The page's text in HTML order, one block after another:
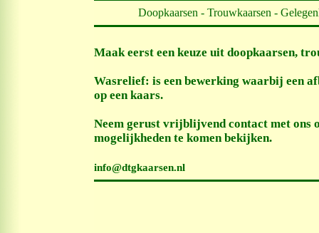
Doopkaarsen - Trouwkaarsen -
Maak eerst een keuze uit doopkaarsen,
Wasrelief: is een bewerking waarbij een
op een kaars.
Neem gerust vrijblijvend contact met ons
mogelijkheden te komen bekijken.
info@dtgkaarsen.nl